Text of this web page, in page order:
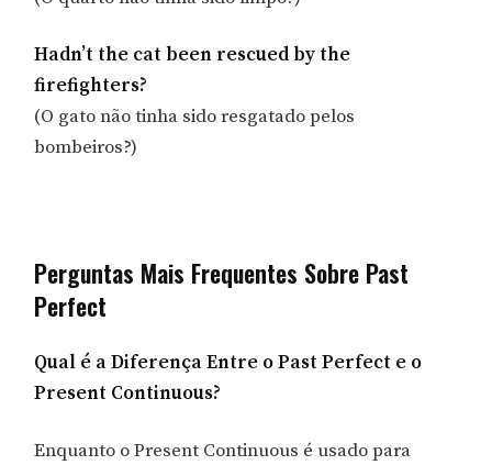
Hadn’t the cat been rescued by the
firefighters?
(O gato não tinha sido resgatado pelos
bombeiros?)
Perguntas Mais Frequentes Sobre Past
Perfect
Qual é a Diferença Entre o Past Perfect e o
Present Continuous?
Enquanto o Present Continuous é usado para